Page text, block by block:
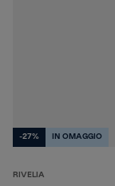
-27% IN OMAGGIO
RIVELIA